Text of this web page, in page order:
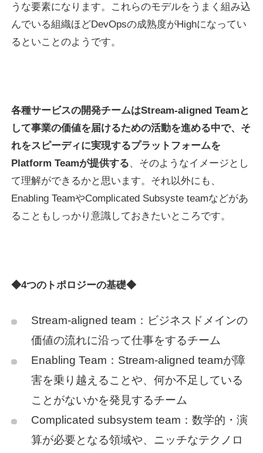
うな要素になります。これらのモデルをうまく組み込
んでいる組織ほどDevOpsの成熟度がHighになってい
るといことのようです。
各種サービスの開発チームはStream-aligned Teamと
して事業の価値を届けるための活動を進める中で、そ
れをスピーディに実現するプラットフォームを
Platform Teamが提供する、そのようなイメージとし
て理解ができるかと思います。それ以外にも、
Enabling TeamやComplicated Subsyste teamなどがあ
ることもしっかり意識しておきたいところです。
◆4つのトポロジーの基礎◆
Stream-aligned team：ビジネスドメインの
価値の流れに沿って仕事をするチーム
Enabling Team：Stream-aligned teamが障
害を乗り越えることや、何か不足している
ことがないかを発見するチーム
Complicated subsystem team：数学的・演
算が必要となる領域や、ニッチなテクノロ